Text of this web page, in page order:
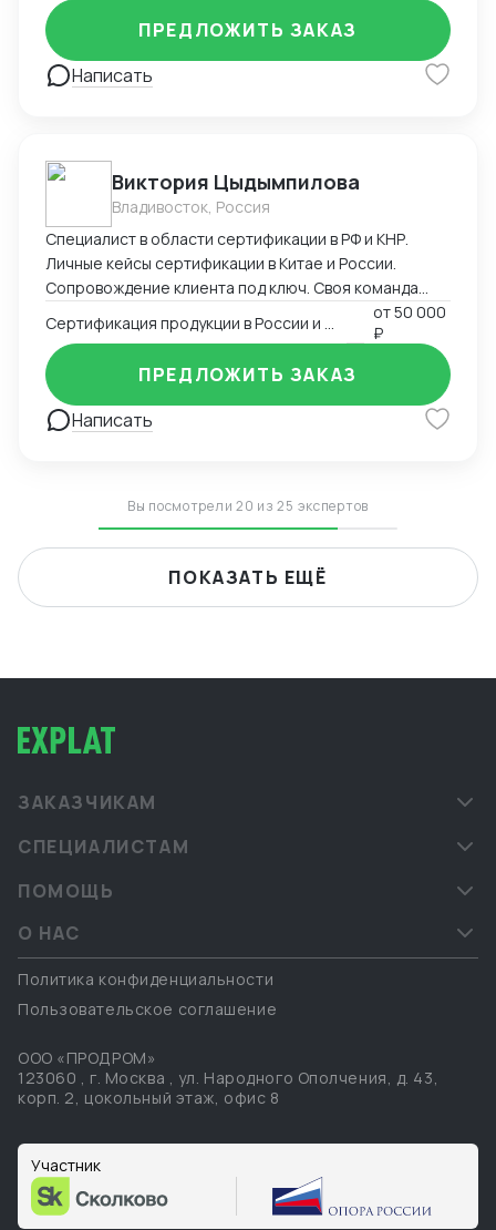
Написать
ПРЕДЛОЖИТЬ ЗАКАЗ
Виктория Цыдымпилова
Владивосток, Россия
Специалист в области сертификации в РФ и КНР.
Личные кейсы сертификации в Китае и России.
Сопровождение клиента под ключ. Своя команда
от50 000
₽
Написать
ПРЕДЛОЖИТЬ ЗАКАЗ
Вы посмотрели 20 из 25 экспертов
ПОКАЗАТЬ ЕЩЁ
ЗАКАЗЧИКАМ
СПЕЦИАЛИСТАМ
ПОМОЩЬ
О НАС
Политика конфиденциальности
Пользовательское соглашение
ООО «ПРОДРОМ»
123060 , г. Москва , ул. Народного Ополчения, д. 43,
корп. 2, цокольный этаж, офис 8
Участник